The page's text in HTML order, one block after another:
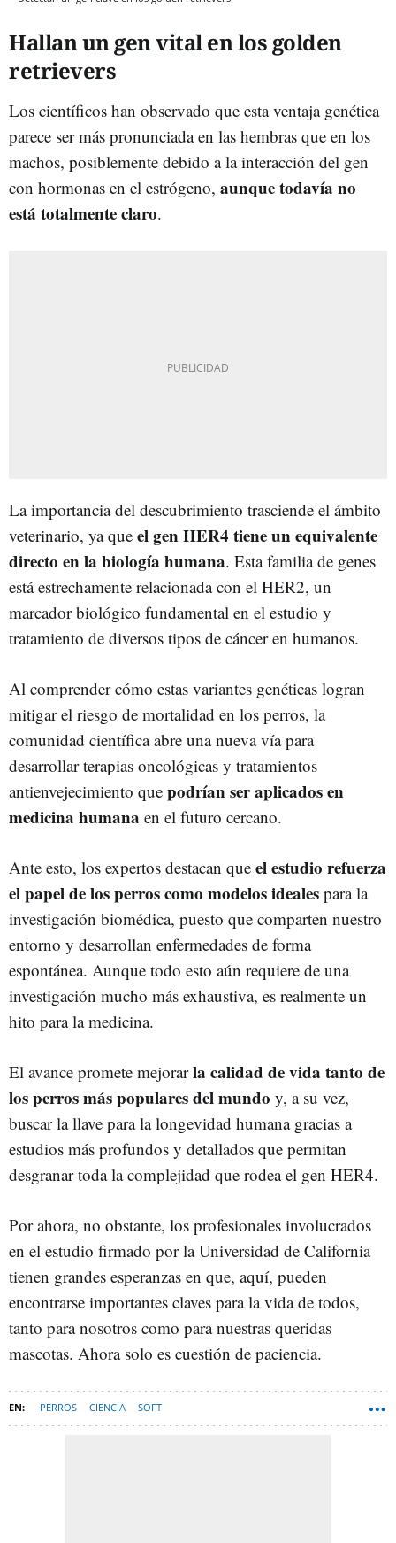
Hallan un gen vital en los golden
retrievers
Los científicos han observado que esta ventaja genética
parece ser más pronunciada en las hembras que en los
machos, posiblemente debido a la interacción del gen
con hormonas en el estrógeno, aunque todavía no
está totalmente claro.
La importancia del descubrimiento trasciende el ámbito
veterinario, ya que el gen HER4 tiene un equivalente
directo en la biología humana. Esta familia de genes
está estrechamente relacionada con el HER2, un
marcador biológico fundamental en el estudio y
tratamiento de diversos tipos de cáncer en humanos.
Al comprender cómo estas variantes genéticas logran
mitigar el riesgo de mortalidad en los perros, la
comunidad científica abre una nueva vía para
desarrollar terapias oncológicas y tratamientos
antienvejecimiento que podrían ser aplicados en
medicina humana en el futuro cercano.
Ante esto, los expertos destacan que el estudio refuerza
el papel de los perros como modelos ideales para la
investigación biomédica, puesto que comparten nuestro
entorno y desarrollan enfermedades de forma
espontánea. Aunque todo esto aún requiere de una
investigación mucho más exhaustiva, es realmente un
hito para la medicina.
El avance promete mejorarla calidad de vida tanto de
los perros más populares del mundo y, a su vez,
buscar la llave para la longevidad humana gracias a
estudios más profundos y detallados que permitan
desgranar toda la complejidad que rodea el gen HER4.
Por ahora, no obstante, los profesionales involucrados
en el estudio firmado por la Universidad de California
tienen grandes esperanzas en que, aquí, pueden
encontrarse importantes claves para la vida de todos,
tanto para nosotros como para nuestras queridas
mascotas. Ahora solo es cuestión de paciencia.
PERROS CIENCIA SOFT